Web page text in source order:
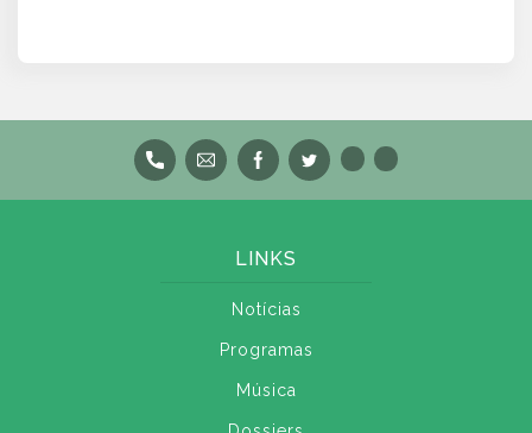
LINKS
Notícias
Programas
Música